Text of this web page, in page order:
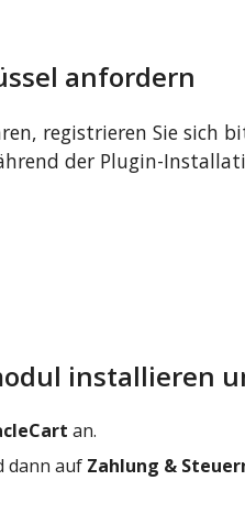
anfordern
registrieren Sie sich
der Plugin-
installieren
an.
dann auf Zahlung &